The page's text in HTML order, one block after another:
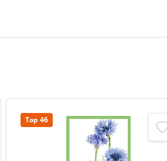
Top 46